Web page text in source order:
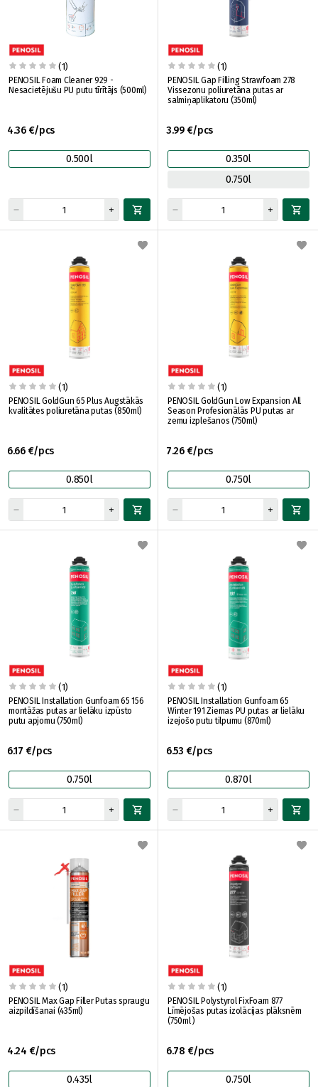
(1)
PENOSIL Foam Cleaner 929 -
Nesacietējušu PU putu tīrītājs (500ml)
4.36 €/pcs
0.500l
(1)
PENOSIL Gap Filling Strawfoam 278
Vissezonu poliuretāna putas ar
salmiņaplikatoru (350ml)
3.99 €/pcs
0.350l
0.750l
(1)
PENOSIL GoldGun 65 Plus Augstākās
kvalitātes poliuretāna putas (850ml)
6.66 €/pcs
0.850l
(1)
PENOSIL GoldGun Low Expansion All
Season Profesionālās PU putas ar
zemu izplešanos (750ml)
7.26 €/pcs
0.750l
(1)
PENOSIL Installation Gunfoam 65 156
montāžas putas ar lielāku izpūsto
putu apjomu (750ml)
6.17 €/pcs
0.750l
(1)
PENOSIL Installation Gunfoam 65
Winter 191 Ziemas PU putas ar lielāku
izejošo putu tilpumu (870ml)
6.53 €/pcs
0.870l
(1)
PENOSIL Max Gap Filler Putas spraugu
aizpildīšanai (435ml)
4.24 €/pcs
0.435l
(1)
PENOSIL Polystyrol FixFoam 877
Līmējošas putas izolācijas plāksnēm
(750ml )
6.78 €/pcs
0.750l